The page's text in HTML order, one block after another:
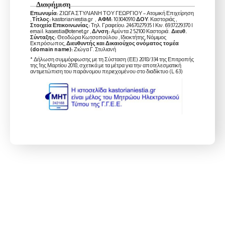
Διαφήμιση
Επωνυμία:ΖΙΩΓΑ ΣΤΥΛΙΑΝΗ ΤΟΥ ΓΕΩΡΓΙΟΥ – Ατομική Επιχείρηση
Τίτλος: kastorianiestia.gr , ΑΦΜ:103040910ΔΟΥ: Καστοριάς ,
Στοιχεία Επικοινωνίας:Τηλ. Γραφείου: 2467027935 | Κιν. 6937229370 |
email: kasestia@otenet.gr , Δ/νση:Αμύντα 2 52100 Καστοριά . Διευθ.
Σύνταξης:Θεοδώρα Κωτσοπούλου , Ιδιοκτήτης, Νόμιμος
Εκπρόσωπος, Διευθυντής και Δικαιούχος ονόματος τομέα
(domain name):Ζιώγα Γ. Στυλιανή
* Δήλωση συμμόρφωσης με τη Σύσταση (ΕΕ) 2018/334 της Επιτροπής
της 1ης Μαρτίου 2018, σχετικά με τα μέτρα για την αποτελεσματική
αντιμετώπιση του παράνομου περιεχομένου στο διαδίκτυο (L 63)